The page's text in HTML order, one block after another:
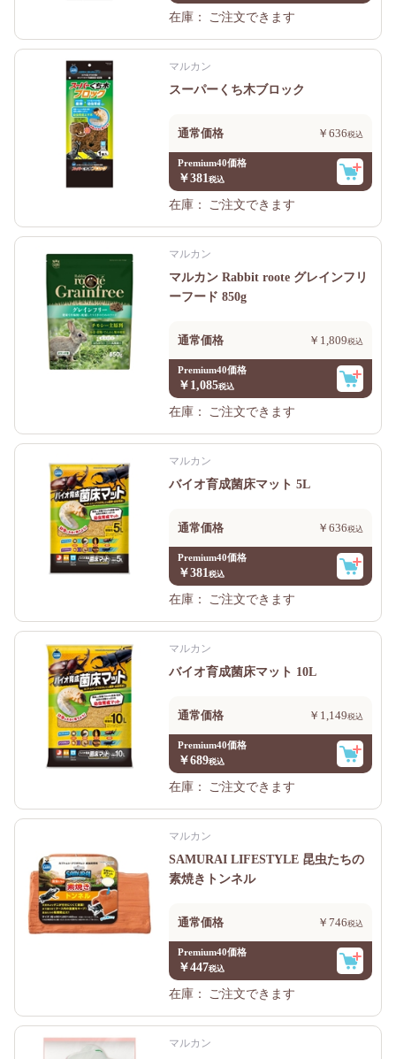
在庫： ご注文できます
マルカン
スーパーくち木ブロック
通常価格 ￥636
Premium40価格
￥381
在庫：
ご注文できます
マルカン
マルカン Rabbit roote グレインフリ
ーフード 850g
通常価格 ￥1,809
Premium40価格
￥1,085
在庫：
ご注文できます
マルカン
バイオ育成菌床マット 5L
通常価格 ￥636
Premium40価格
￥381
在庫：
ご注文できます
マルカン
バイオ育成菌床マット 10L
通常価格 ￥1,149
Premium40価格
￥689
在庫：
ご注文できます
マルカン
SAMURAI LIFESTYLE 昆虫たちの
素焼きトンネル
通常価格 ￥746
Premium40価格
￥447
在庫：
ご注文できます
マルカン